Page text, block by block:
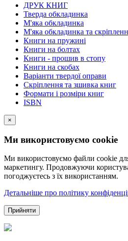
ДРУК КНИГ
Тверда обкладинка
М'яка обкладинка
М'яка обкладинка та
Книги на пружині
Книги на болтах
Книги - прошив в стопу
Книги на скобах
Варіанти твердої оправи
Скріплення та зшивка книг
Формати і розміри книг
ISBN
×
Ми використовуємо cookie
Ми використовуємо файли cookie
маркетингу. Продовжуючи
погоджуєтесь з їх використанням.
Детальніше про політику
Прийняти